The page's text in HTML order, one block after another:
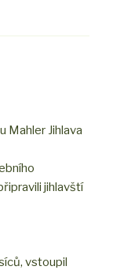
Mahler Jihlava
jihlavští
vstoupil